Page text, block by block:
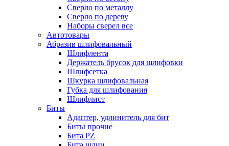
Сверло по металлу
Сверло по дереву
Наборы сверел все
Автотовары
Абразив шлифовальный
Шлифлента
Держатель брусок для шлифовки
Шлифсетка
Шкурка шлифовальная
Губка для шлифования
Шлифлист
Биты
Адаптер, удлинитель для бит
Биты прочие
Бита PZ